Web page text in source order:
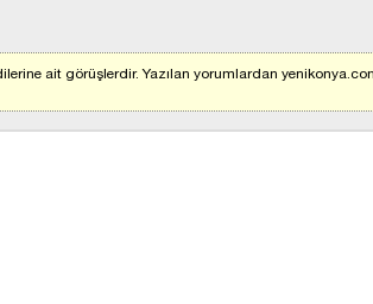
ait görüşlerdir. Yazılan yorumlardan